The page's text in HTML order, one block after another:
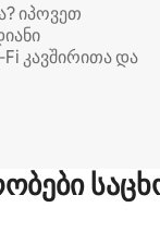
იპოვეთ
კავშირითა და